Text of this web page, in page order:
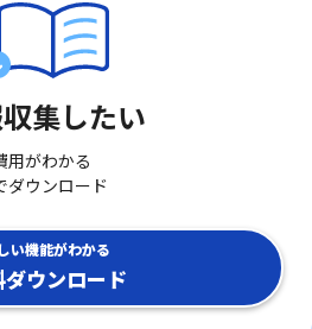
集したい
用がわかる
ダウンロード
い機能がわかる
ダウンロード